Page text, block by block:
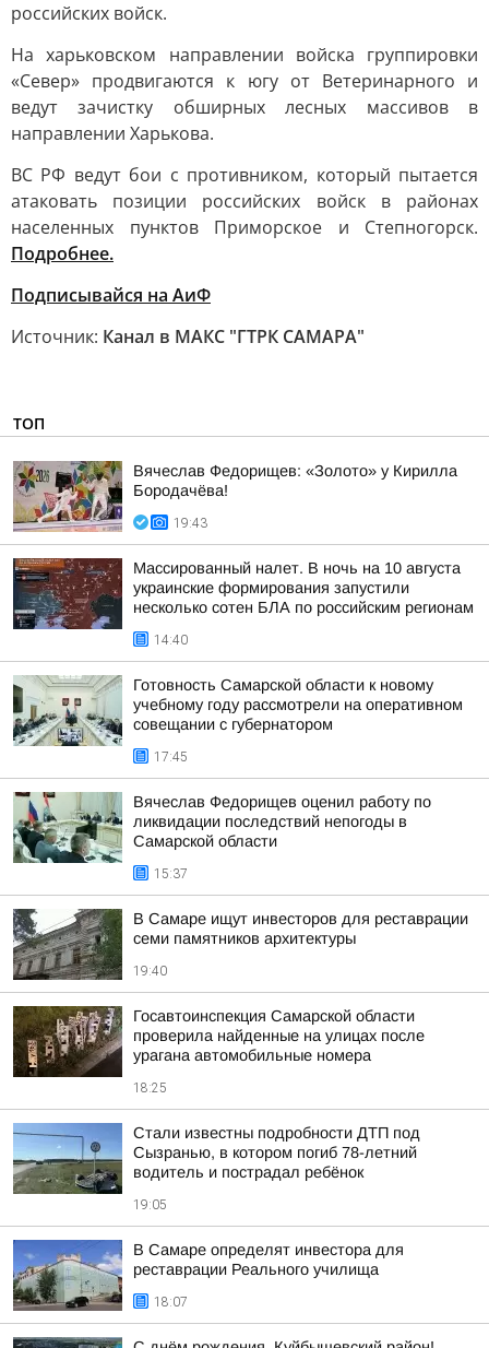
российских войск.
На харьковском направлении войска группировки
«Север» продвигаются к югу от Ветеринарного и
ведут зачистку обширных лесных массивов в
направлении Харькова.
ВС РФ ведут бои с противником, который пытается
атаковать позиции российских войск в районах
населенных пунктов Приморское и Степногорск.
Подробнее.
Подписывайся на АиФ
Источник: Канал в МАКС "ГТРК САМАРА"
ТОП
Вячеслав Федорищев: «Золото» у Кирилла
Бородачёва!
19:43
Массированный налет. В ночь на 10 августа
украинские формирования запустили
несколько сотен БЛА по российским регионам
14:40
Готовность Самарской области к новому
учебному году рассмотрели на оперативном
совещании с губернатором
17:45
Вячеслав Федорищев оценил работу по
ликвидации последствий непогоды в
Самарской области
15:37
В Самаре ищут инвесторов для реставрации
семи памятников архитектуры
19:40
Госавтоинспекция Самарской области
проверила найденные на улицах после
урагана автомобильные номера
18:25
Стали известны подробности ДТП под
Сызранью, в котором погиб 78-летний
водитель и пострадал ребёнок
19:05
В Самаре определят инвестора для
реставрации Реального училища
18:07